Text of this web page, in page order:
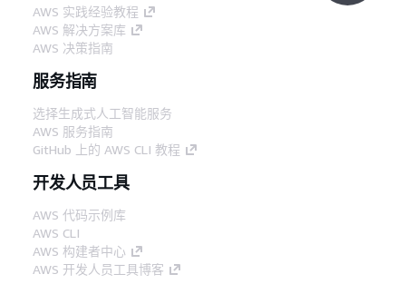
AWS 实践经验教程
AWS 解决方案库
AWS 决策指南
服务指南
选择生成式人工智能服务
AWS 服务指南
GitHub 上的 AWS CLI 教程
开发人员工具
AWS 代码示例库
AWS CLI
AWS 构建者中心
AWS 开发人员工具博客